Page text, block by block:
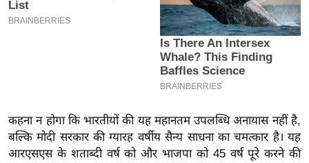
ई
-
सा
ल
कहना न होगा कि भारतीयों की यह महानतम उपलब्धि अनायास नहीं है,
बल्कि मोदी सरकार की ग्यारह वर्षीय सैन्य साधना का चमत्कार है। यह
आरएसएस के शताब्दी वर्ष को और भाजपा को 45 वर्ष पूरे करने की